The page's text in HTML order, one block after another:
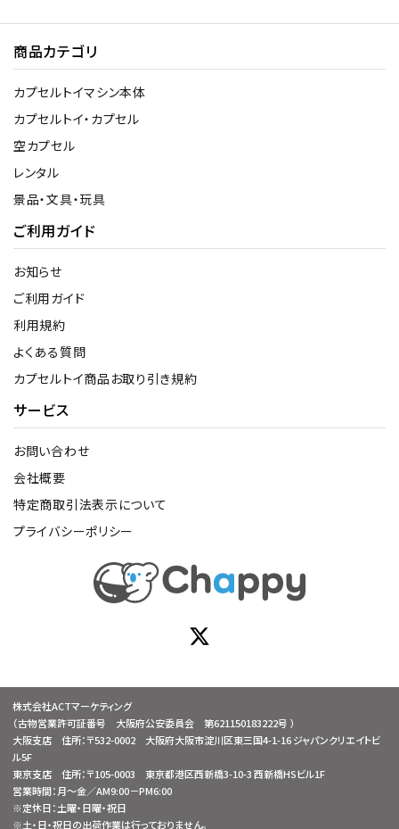
商品カテゴリ
カプセルトイマシン本体
カプセルトイ・カプセル
空カプセル
レンタル
景品・文具・玩具
ご利用ガイド
お知らせ
ご利用ガイド
利用規約
よくある質問
カプセルトイ商品お取り引き規約
サービス
お問い合わせ
会社概要
特定商取引法表示について
プライバシーポリシー
株式会社ACTマーケティング
（古物営業許可証番号 大阪府公安委員会 第621150183222号 ）
大阪支店 住所：〒532-0002 大阪府大阪市淀川区東三国4-1-16 ジャパンクリエイトビ
ル5F
東京支店 住所：〒105-0003 東京都港区西新橋3-10-3 西新橋HSビル1F
営業時間：月～金／AM9:00－PM6:00
※定休日：土曜・日曜・祝日
※土・日・祝日の出荷作業は行っておりません。